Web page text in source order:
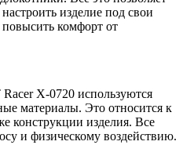
изделие под свои
комфорт от
X-0720 используются
материалы. Это относится к
конструкции изделия. Все
и физическому воздействию.